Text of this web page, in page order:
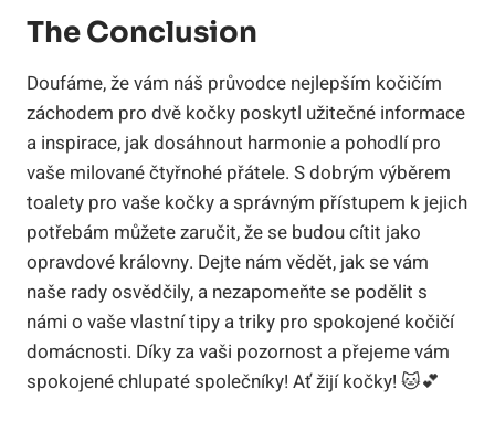
The Conclusion
Doufáme, že vám náš průvodce nejlepším kočičím
záchodem pro dvě kočky poskytl užitečné informace
a inspirace, jak dosáhnout harmonie a pohodlí pro
vaše milované čtyřnohé přátele. S dobrým výběrem
toalety pro vaše kočky a správným přístupem k jejich
potřebám můžete zaručit, že se budou cítit jako
opravdové královny. Dejte nám vědět, jak se vám
naše rady osvědčily, a nezapomeňte se podělit s
námi o vaše vlastní tipy a triky pro spokojené kočičí
domácnosti. Díky za vaši pozornost a přejeme vám
spokojené chlupaté společníky! Ať žijí kočky! 🐱💕